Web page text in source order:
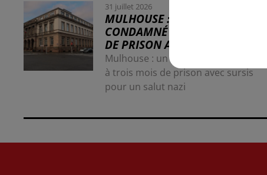
31 juillet 2026
MULHOUSE : UN HOMME
CONDAMNÉ À TROIS MOIS
DE PRISON AVEC SURSIS...
Mulhouse : un homme condamné
à trois mois de prison avec sursis
pour un salut nazi